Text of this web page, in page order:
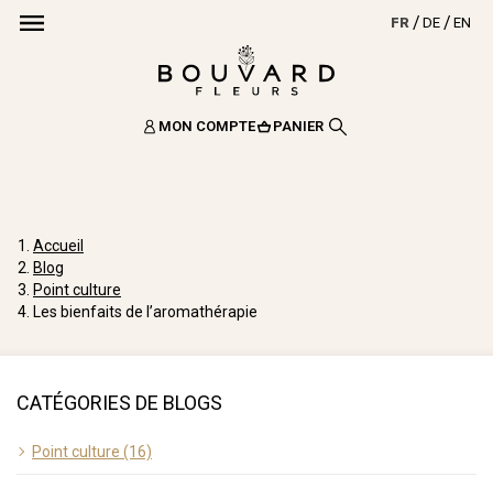
FR DE EN
MON COMPTE PANIER
Accueil
Blog
Point culture
Les bienfaits de l’aromathérapie
CATÉGORIES DE BLOGS
Point culture (16)